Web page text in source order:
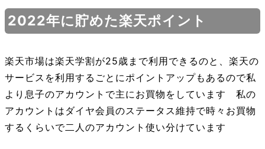
2022年に貯めた楽天ポイント
楽天市場は楽天学割が25歳まで利用できるのと、楽天の
サービスを利用するごとにポイントアップもあるので私
より息子のアカウントで主にお買物をしています 私の
アカウントはダイヤ会員のステータス維持で時々お買物
するくらいで二人のアカウント使い分けています